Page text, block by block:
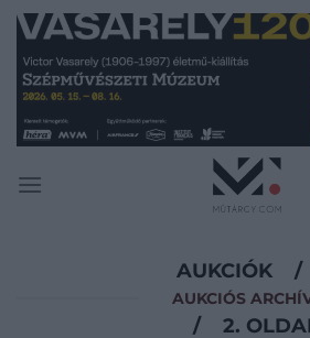
Skip
content
AUKCIÓK /
AUKCIÓS
/ 2.